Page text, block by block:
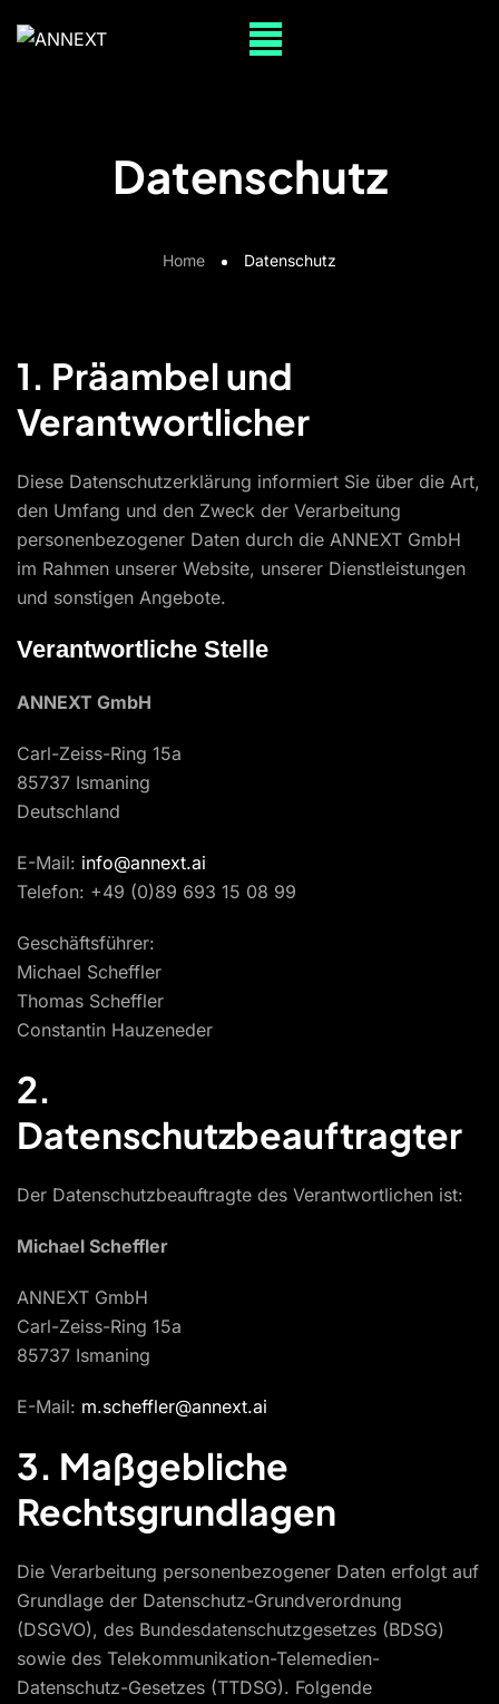
Datenschutz
Home Datenschutz
1. Präambel und
Verantwortlicher
Diese Datenschutzerklärung informiert Sie über die Art,
den Umfang und den Zweck der Verarbeitung
personenbezogener Daten durch die ANNEXT GmbH
im Rahmen unserer Website, unserer Dienstleistungen
und sonstigen Angebote.
Verantwortliche Stelle
ANNEXT GmbH
Carl-Zeiss-Ring 15a
85737 Ismaning
Deutschland
E-Mail: info@annext.ai
Telefon: +49 (0)89 693 15 08 99
Geschäftsführer:
Michael Scheffler
Thomas Scheffler
Constantin Hauzeneder
2.
Datenschutzbeauftragter
Der Datenschutzbeauftragte des Verantwortlichen ist:
Michael Scheffler
ANNEXT GmbH
Carl-Zeiss-Ring 15a
85737 Ismaning
E-Mail: m.scheffler@annext.ai
3. Maßgebliche
Rechtsgrundlagen
Die Verarbeitung personenbezogener Daten erfolgt auf
Grundlage der Datenschutz-Grundverordnung
(DSGVO), des Bundesdatenschutzgesetzes (BDSG)
sowie des Telekommunikation-Telemedien-
Datenschutz-Gesetzes (TTDSG). Folgende